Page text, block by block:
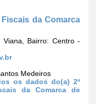
da Comarca
Bairro: Centro -
Medeiros
os dados do(a) 2ª
da Comarca de